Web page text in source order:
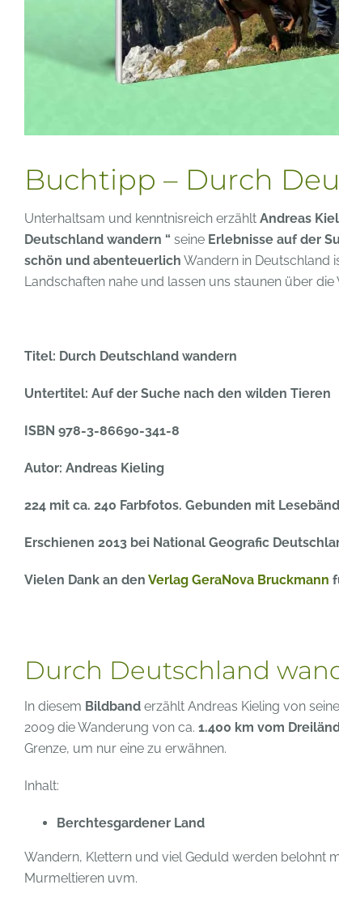
Buchtipp – Durch
Unterhaltsam und kenntnisreich erzählt Andreas
Deutschland wandern “ seine Erlebnisse auf der
schön und abenteuerlich Wandern in Deutschland
Landschaften nahe und lassen uns staunen über die
Titel: Durch Deutschland wandern
Untertitel: Auf der Suche nach den wilden Tieren
ISBN 978-3-86690-341-8
Autor: Andreas Kieling
224 mit ca. 240 Farbfotos. Gebunden mit
Erschienen 2013 bei National Geografic
Vielen Dank an den Verlag GeraNova Bruckmann
Durch Deutschland
In diesem Bildband erzählt Andreas Kieling von
2009 die Wanderung von ca. 1.400 km vom
Grenze, um nur eine zu erwähnen.
Inhalt:
Berchtesgardener Land
Wandern, Klettern und viel Geduld werden belohnt
Murmeltieren uvm.